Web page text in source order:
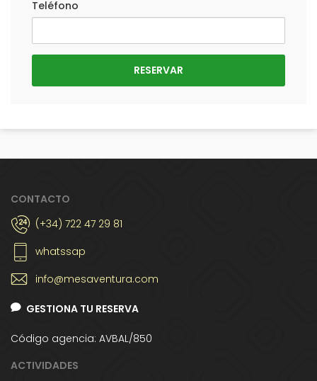
Teléfono
CONTACTO
(+34) 722 47 29 81
whatssap
info@mesaventura.com
GESTIONA TU RESERVA
Código agencia: AVBAL/850
ACTIVIDADES